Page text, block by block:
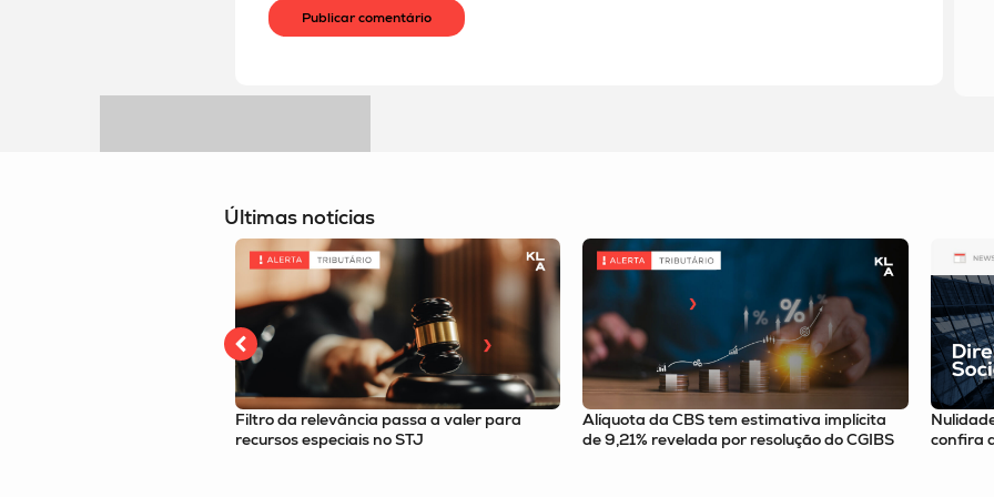
Últimas notícias
Alíquota da CBS tem estimativa implícita
de 9,21% revelada por resolução do CGIBS
Nulidade de deliberação e riscos no M&A:
confira a newsletter